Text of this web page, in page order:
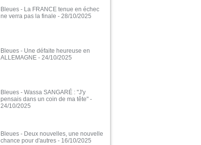
Bleues - La FRANCE tenue en échec
ne verra pas la finale - 28/10/2025
Bleues - Une défaite heureuse en
ALLEMAGNE - 24/10/2025
Bleues - Wassa SANGARÉ : "J'y
pensais dans un coin de ma tête" -
24/10/2025
Bleues - Deux nouvelles, une nouvelle
chance pour d'autres - 16/10/2025